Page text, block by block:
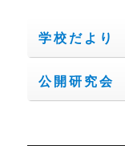
ン
学校だより
公開研究会